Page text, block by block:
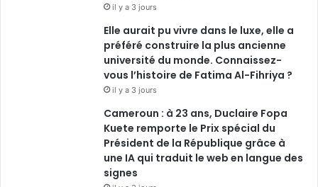
il y a 3 jours
Elle aurait pu vivre dans le luxe, elle a
préféré construire la plus ancienne
université du monde. Connaissez-
vous l’histoire de Fatima Al-Fihriya ?
il y a 3 jours
Cameroun : à 23 ans, Duclaire Fopa
Kuete remporte le Prix spécial du
Président de la République grâce à
une IA qui traduit le web en langue des
signes